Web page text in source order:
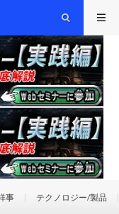
事 テクノロジー/製品